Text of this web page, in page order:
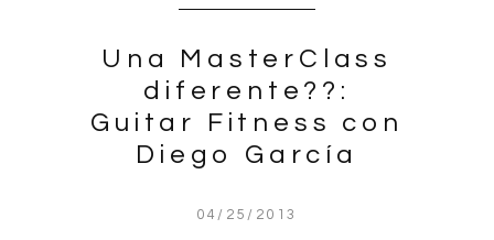
Una MasterClass
diferente??:
Guitar Fitness con
Diego García
04/25/2013